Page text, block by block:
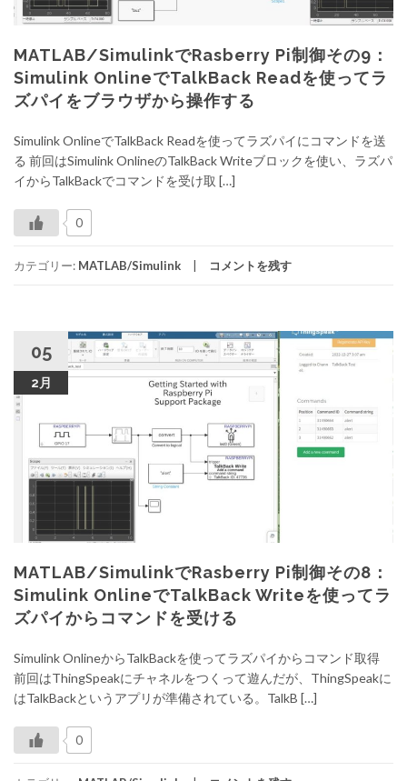
MATLAB/SimulinkでRasberry Pi制御その9：
Simulink OnlineでTalkBack Readを使ってラ
ズパイをブラウザから操作する
Simulink OnlineでTalkBack Readを使ってラズパイにコマンドを送
る 前回はSimulink OnlineのTalkBack Writeブロックを使い、ラズパ
イからTalkBackでコマンドを受け取 […]
0
カテゴリー: MATLAB/Simulink コメントを残す
05
2月
MATLAB/SimulinkでRasberry Pi制御その8：
Simulink OnlineでTalkBack Writeを使ってラ
ズパイからコマンドを受ける
Simulink OnlineからTalkBackを使ってラズパイからコマンド取得
前回はThingSpeakにチャネルをつくって遊んだが、ThingSpeakに
はTalkBackというアプリが準備されている。TalkB […]
0